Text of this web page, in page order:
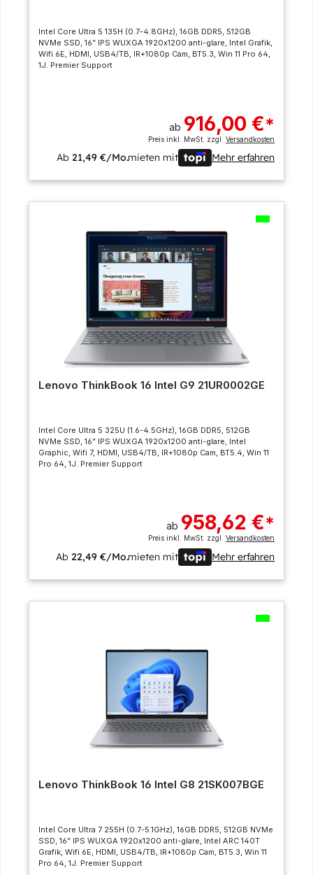
Intel Core Ultra 5 135H (0.7-4.8GHz), 16GB DDR5, 512GB
NVMe SSD, 16” IPS WUXGA 1920x1200 anti-glare, Intel Grafik,
Wifi 6E, HDMI, USB4/TB, IR+1080p Cam, BT5.3, Win 11 Pro 64,
1J. Premier Support
ab 916,00 €*
Preis inkl. MwSt. zzgl.Versandkosten
Ab21,49 €/Mo.mieten mit Mehr erfahren
Lenovo ThinkBook 16 Intel G9 21UR0002GE
Intel Core Ultra 5 325U (1.6-4.5GHz), 16GB DDR5, 512GB
NVMe SSD, 16” IPS WUXGA 1920x1200 anti-glare, Intel
Graphic, Wifi 7, HDMI, USB4/TB, IR+1080p Cam, BT5.4, Win 11
Pro 64, 1J. Premier Support
ab 958,62 €*
Preis inkl. MwSt. zzgl.Versandkosten
Ab22,49 €/Mo.mieten mit Mehr erfahren
Lenovo ThinkBook 16 Intel G8 21SK007BGE
Intel Core Ultra 7 255H (0.7-5.1GHz), 16GB DDR5, 512GB NVMe
SSD, 16” IPS WUXGA 1920x1200 anti-glare, Intel ARC 140T
Grafik, Wifi 6E, HDMI, USB4/TB, IR+1080p Cam, BT5.3, Win 11
Pro 64, 1J. Premier Support